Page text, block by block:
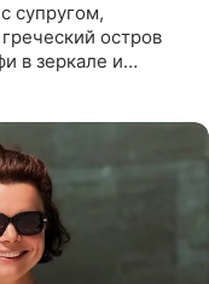
супругом,
остров
в зеркале и